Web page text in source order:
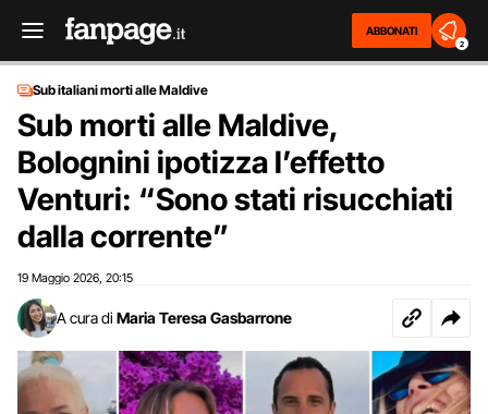
ABBONATI
2
Sub italiani morti alle Maldive
Sub morti alle Maldive,
Bolognini ipotizza l’effetto
Venturi: “Sono stati risucchiati
dalla corrente”
19 Maggio 2026 20:15
A cura di Maria Teresa Gasbarrone